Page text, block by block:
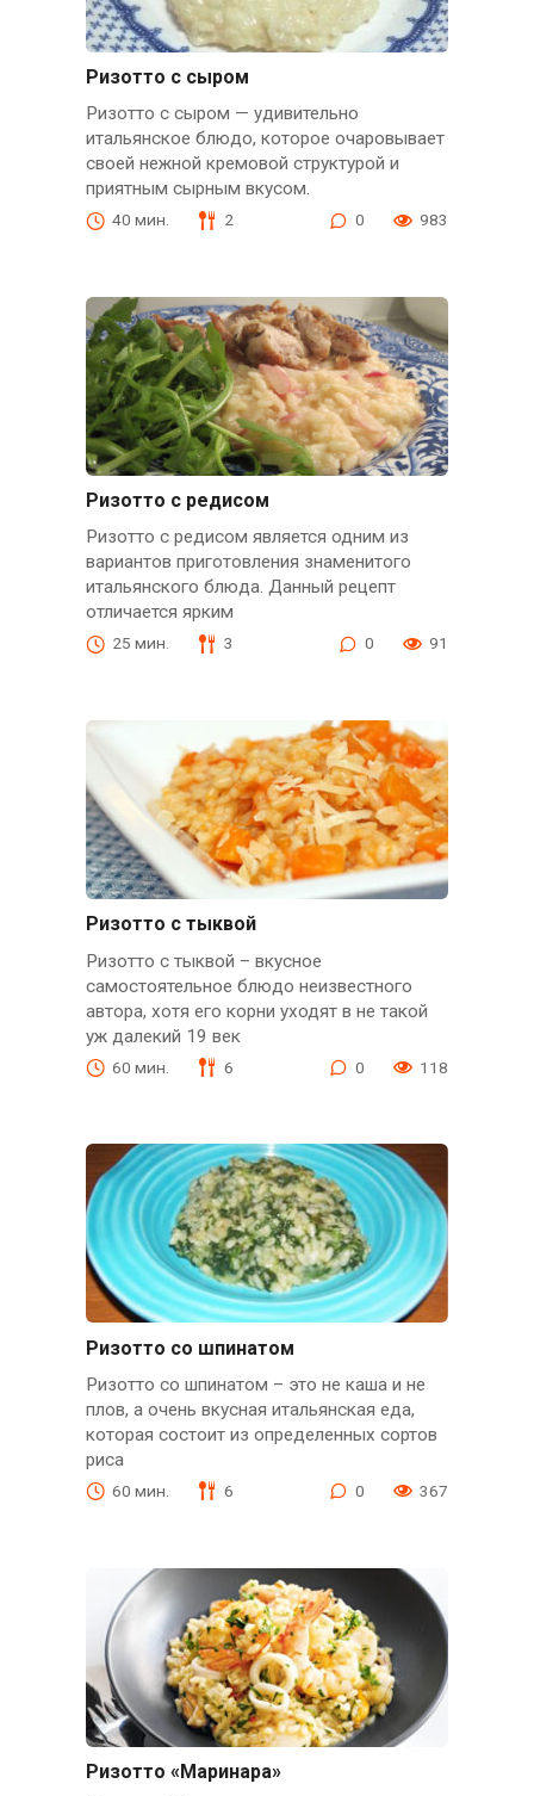
Ризотто с сыром
Ризотто с сыром — удивительно
итальянское блюдо, которое очаровывает
своей нежной кремовой структурой и
приятным сырным вкусом.
40 мин. 2 0 983
Ризотто с редисом
Ризотто с редисом является одним из
вариантов приготовления знаменитого
итальянского блюда. Данный рецепт
отличается ярким
25 мин. 3 0 91
Ризотто с тыквой
Ризотто с тыквой – вкусное
самостоятельное блюдо неизвестного
автора, хотя его корни уходят в не такой
уж далекий 19 век
60 мин. 6 0 118
Ризотто со шпинатом
Ризотто со шпинатом – это не каша и не
плов, а очень вкусная итальянская еда,
которая состоит из определенных сортов
риса
60 мин. 6 0 367
Ризотто «Маринара»